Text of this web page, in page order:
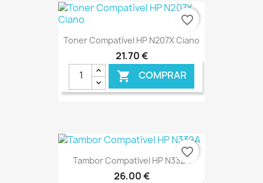
€ ONLINE
Toner Compatível HP N207X Ciano
21,70 €
 COMPRAR
€ ONLINE
favorite_border
Tambor Compatível HP N332A
26,00 €
favorite_border